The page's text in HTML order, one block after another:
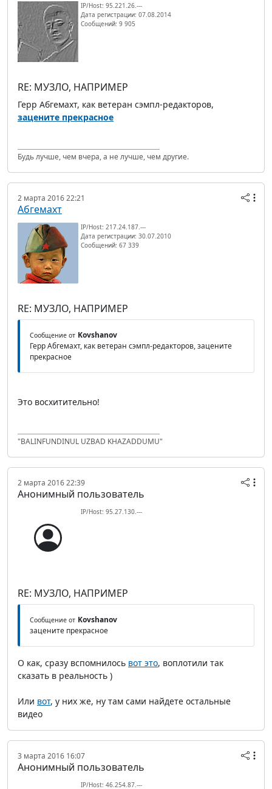
IP/Host: 95.221.26.---
Дата регистрации: 07.08.2014
Сообщений: 9 905
RE: МУЗЛО, НАПРИМЕР
Герр Абгемахт, как ветеран сэмпл-редакторов,
зацените прекрасное
Будь лучше, чем вчера, а не лучше, чем другие.
2 марта 2016 22:21
Абгемахт
IP/Host: 217.24.187.---
Дата регистрации: 30.07.2010
Сообщений: 67 339
RE: МУЗЛО, НАПРИМЕР
Сообщение от Kovshanov
Герр Абгемахт, как ветеран сэмпл-редакторов, зацените
прекрасное
Это восхитительно!
"BALINFUNDINUL UZBAD KHAZADDUMU"
2 марта 2016 22:39
Анонимный пользователь
IP/Host: 95.27.130.---
RE: МУЗЛО, НАПРИМЕР
Сообщение от Kovshanov
зацените прекрасное
О как, сразу вспомнилось вот это, воплотили так
сказать в реальность )
Или вот, у них же, ну там сами найдете остальные
видео
3 марта 2016 16:07
Анонимный пользователь
IP/Host: 46.254.87.---